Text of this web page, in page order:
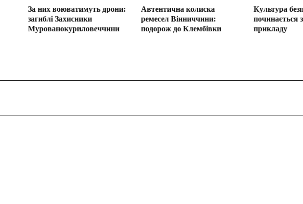
За них воюватимуть дрони:
загиблі Захисники
Мурованокуриловеччини
Автентична колиска
ремесел Вінниччини:
подорож до Клембівки
Культура
починається
прикладу